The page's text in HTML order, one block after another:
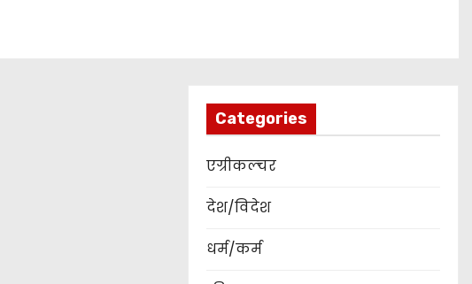
Categories
एग्रीकल्चर
देश/विदेश
धर्म/कर्म